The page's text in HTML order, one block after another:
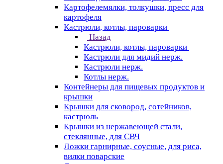
Картофелемялки, толкушки, пресс для
картофеля
Кастрюли, котлы, пароварки
Назад
Кастрюли, котлы, пароварки
Кастрюли для мидий нерж.
Кастрюли нерж.
Котлы нерж.
Контейнеры для пищевых продуктов и
крышки
Крышки для сковород, сотейников,
кастрюль
Крышки из нержавеющей стали,
стеклянные, для СВЧ
Ложки гарнирные, соусные, для риса,
вилки поварские